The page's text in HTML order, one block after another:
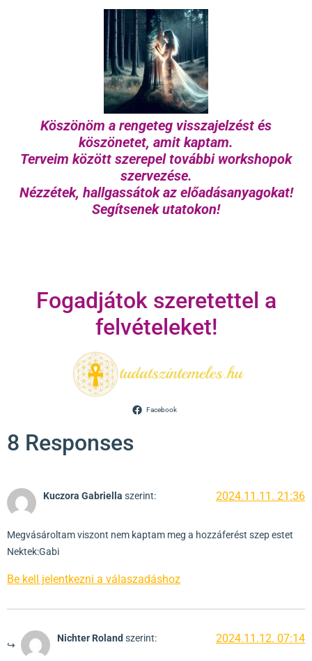
Köszönöm a rengeteg visszajelzést és
köszönetet, amit kaptam.
Terveim között szerepel további workshopok
szervezése.
Nézzétek, hallgassátok az előadásanyagokat!
Segítsenek utatokon!
Fogadjátok szeretettel a
felvételeket!
Facebook
8 Responses
Kuczora Gabriella szerint: 2024.11.11. 21:36
Megvásároltam viszont nem kaptam meg a hozzáferést szep estet
Nektek:Gabi
Be kell jelentkezni a válaszadáshoz
Nichter Roland szerint: 2024.11.12. 07:14